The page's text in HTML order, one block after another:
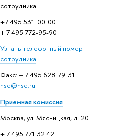
сотрудника:
+7 495 531-00-00
+ 7 495 772-95-90
Узнать телефонный номер
сотрудника
Факс: + 7 495 628-79-31
hse@hse.ru
Приемная комиссия
Москва, ул. Мясницкая, д. 20
+ 7 495 771 32 42